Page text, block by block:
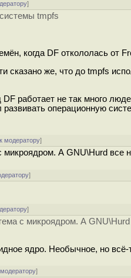
]
tmpfs
когда DF откололась от
сказано же, что до tmpfs
работает не так много
развивать операционную
к модератору]
А GNU\Hurd все
]
]
с микроядром. А GNU\Hurd
ядро. Необычное, но всё-
]